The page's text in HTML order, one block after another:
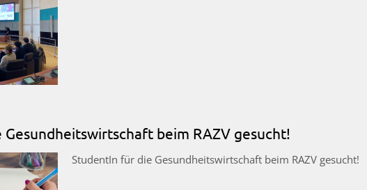
beim RAZV gesucht!
StudentIn für die Gesundheitswirtschaft beim RAZV gesucht!